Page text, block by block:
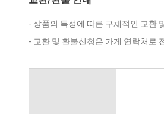
- 상품의 특성에 따른 구체적인 교환
- 교환 및 환불신청은 가게 연락처로